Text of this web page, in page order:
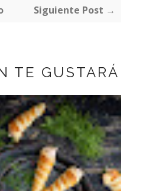
Siguiente Post →
TE GUSTARÁ